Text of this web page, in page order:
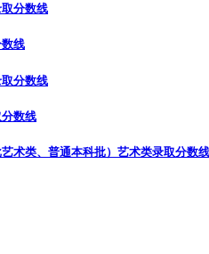
分数线
线
分数线
数线
术类、普通本科批） 艺术类录取分数线